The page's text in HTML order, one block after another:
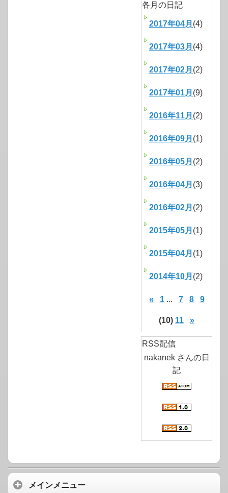
各月の日記
2017年04月 (4)
2017年03月 (4)
2017年02月 (2)
2017年01月 (9)
2016年11月 (2)
2016年09月 (1)
2016年05月 (2)
2016年04月 (3)
2016年02月 (2)
2015年05月 (1)
2015年04月 (1)
2014年10月 (2)
« 1... 7 8 9
(10) 11 »
RSS配信
nakanek さんの日
記
メインメニュー